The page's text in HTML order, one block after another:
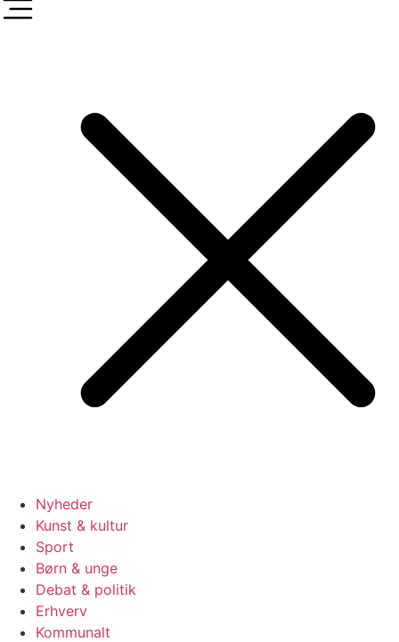
Nyheder
Kunst & kultur
Sport
Børn & unge
Debat & politik
Erhverv
Kommunalt